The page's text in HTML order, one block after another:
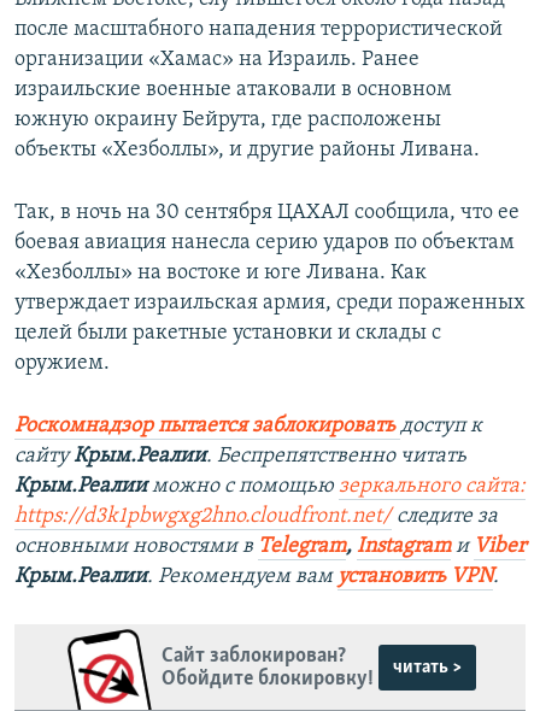
после масштабного нападения террористической
организации «Хамас» на Израиль. Ранее
израильские военные атаковали в основном
южную окраину Бейрута, где расположены
объекты «Хезболлы», и другие районы Ливана.
Так, в ночь на 30 сентября ЦАХАЛ сообщила, что ее
боевая авиация нанесла серию ударов по объектам
«Хезболлы» на востоке и юге Ливана. Как
утверждает израильская армия, среди пораженных
целей были ракетные установки и склады с
оружием.
Роскомнадзор пытается заблокировать доступ к
сайтуКрым.Реалии. Беспрепятственно читать
Крым.Реалииможно с помощью зеркального сайта:
https://d3k1pbwgxg2hno.cloudfront.net/ следите за
основными новостями в Telegram, Instagramи Viber
Крым.Реалии. Рекомендуем вам установить VPN.
Сайт заблокирован?
Обойдите блокировку!
читать >